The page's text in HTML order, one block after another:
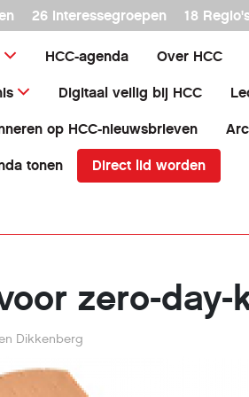
26 interessegroepen 18
HCC-agenda Over HCC
Digitaal veilig bij HCC
op HCC-nieuwsbrieven
tonen Direct lid worden
zero-
Dikkenberg